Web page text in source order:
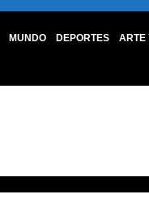
MUNDO DEPORTES ARTE